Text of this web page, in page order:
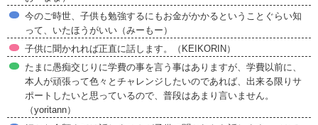
今のご時世、子供も勉強するにもお金がかかるということぐらい知
って、いたほうがいい（みーもー）
子供に聞かれれば正直に話します。（KEIKORIN）
たまに愚痴交じりに学費の事を言う事はありますが、学費以前に、
本人が頑張って色々とチャレンジしたいのであれば、出来る限りサ
ポートしたいと思っているので、普段はあまり言いません。
（yoritann）